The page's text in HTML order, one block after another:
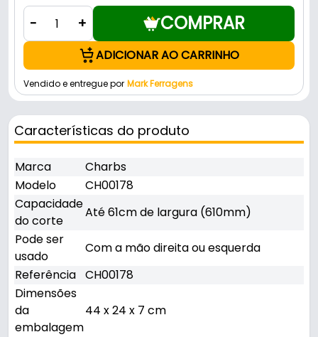
- + COMPRAR
ADICIONAR AO CARRINHO
Vendido e entregue por Mark Ferragens
Características do produto
Marca
Charbs
Modelo
CH00178
Capacidade
do corte
Até 61cm de largura (610mm)
Pode ser
usado
Com a mão direita ou esquerda
Referência CH00178
Dimensões
da
embalagem
44 x 24 x 7 cm